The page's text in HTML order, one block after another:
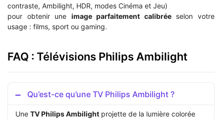
contraste, Ambilight, HDR, modes Cinéma et Jeu)
pour obtenir une image parfaitement calibréeselon votre
usage : films, sport ou gaming.
FAQ : Télévisions Philips Ambilight
Qu’est-ce qu’une TV Philips Ambilight ?
Une TV Philips Ambilight projette de la lumière colorée